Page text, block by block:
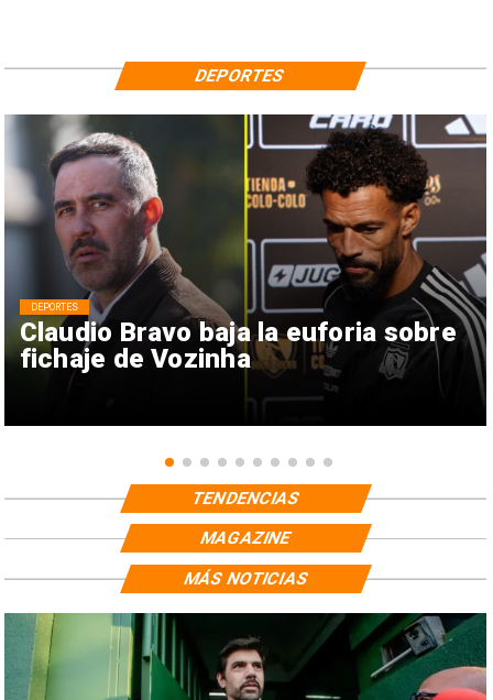
Claudio Bravo baja la euforia sobre
fichaje de Vozinha
DEPORTES
DEPORTES
TENDENCIAS
MAGAZINE
MÁS NOTICIAS